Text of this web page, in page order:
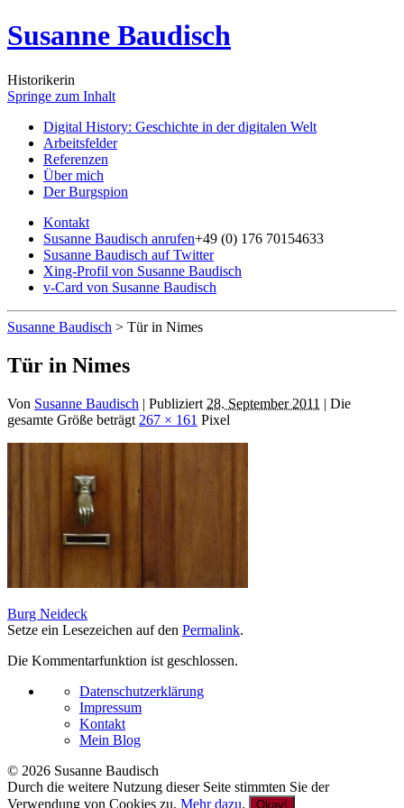
Susanne Baudisch
Historikerin
Springe zum Inhalt
Digital History: Geschichte in der digitalen Welt
Arbeitsfelder
Referenzen
Über mich
Der Burgspion
Kontakt
Susanne Baudisch anrufen+49 (0) 176 70154633
Susanne Baudisch auf Twitter
Xing-Profil von Susanne Baudisch
v-Card von Susanne Baudisch
Susanne Baudisch > Tür in Nimes
Tür in Nimes
Von Susanne Baudisch | Publiziert 28. September 2011 | Die
gesamte Größe beträgt 267 × 161 Pixel
Burg Neideck
Setze ein Lesezeichen auf den Permalink.
Die Kommentarfunktion ist geschlossen.
Datenschutzerklärung
Impressum
Kontakt
Mein Blog
© 2026 Susanne Baudisch
Durch die weitere Nutzung dieser Seite stimmten Sie der
Verwendung von Cookies zu. Mehr dazu. Okay!